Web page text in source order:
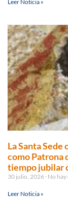
Leer Noticia »
La Santa
como Patrona
tiempo jubilar
30 julio, 2026 No
Leer Noticia »